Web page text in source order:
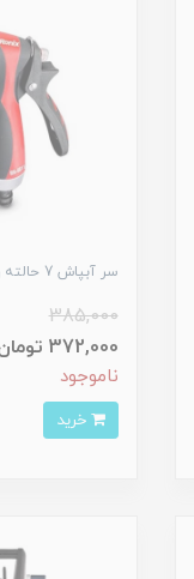
سر آبپاش 7 حالته رونیکس مدل RH-4011
385,000
372,000 تومان
ناموجود
خرید